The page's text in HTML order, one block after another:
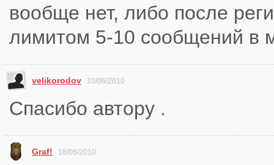
вообще нет, либо после
лимитом 5-10 сообщений в
velikorodov 10/06/2010
Спасибо автору .
Graf! 18/06/2010